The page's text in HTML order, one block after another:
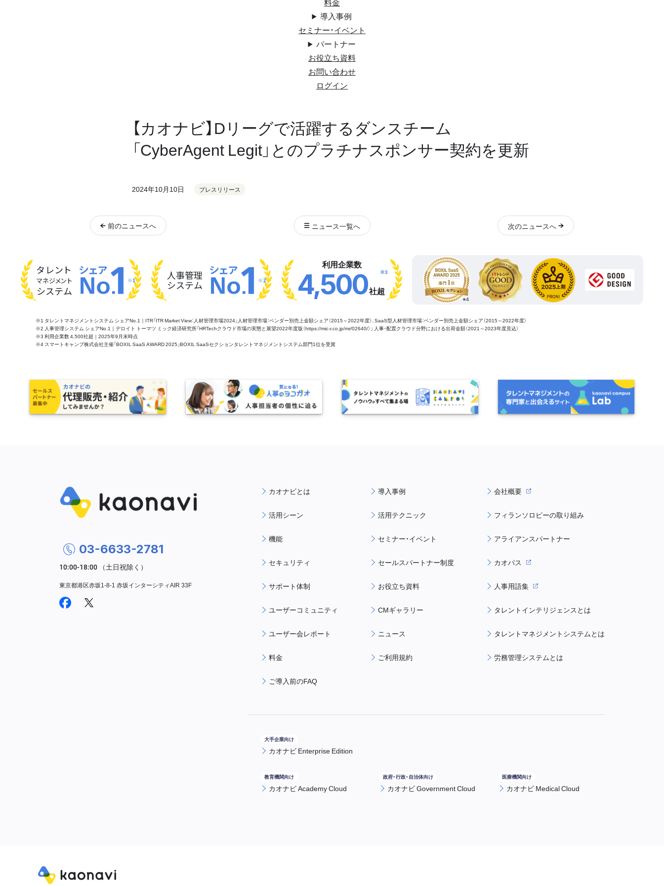
導入事例
セミナー・イベント
パートナー
お役立ち資料
お問い合わせ
ログイン
【カオナビ】Dリーグで活躍するダンスチーム
「CyberAgent Legit」とのプラチナスポンサー契約を更新
2024年10月10日 プレスリリース
前のニュースへ ニュース一覧へ 次のニュースへ
タレント
マネジメント
システム
※1 人事管理
システム ※2
利用企業数
4,500社超
※3
※1 タレントマネジメントシステム シェアNo.1｜ITR「ITR Market View：人材管理市場2024」人材管理市場：ベンダー別売上金額シェア（2015～2022年度）、SaaS型人材管理市場：ベンダー別売上金額シェア（2015～2022年度）
※2 人事管理システム シェアNo.1｜デロイト トーマツ ミック経済研究所「HRTechクラウド市場の実態と展望2022年度版（https://mic-r.co.jp/mr/02640/）」 人事・配置クラウド分野における出荷金額（2021～2023年度見込）
※3 利用企業数 4,500社超｜2025年9月末時点
※4 スマートキャンプ株式会社主催「BOXIL SaaS AWARD 2025」BOXIL SaaSセクションタレントマネジメントシステム部門1位を受賞
カオナビとは
活用シーン
機能
セキュリティ
サポート体制
ユーザーコミュニティ
ユーザー会レポート
料金
ご導入前のFAQ
導入事例
活用テクニック
セミナー・イベント
セールスパートナー制度
お役立ち資料
CMギャラリー
ニュース
ご利用規約
会社概要
フィランソロピーの取り組み
アライアンスパートナー
カオパス
人事用語集
タレントインテリジェンスとは
タレントマネジメントシステムとは
労務管理システムとは
カオナビ Enterprise Edition
カオナビ Academy Cloud カオナビ Government Cloud カオナビ Medical Cloud
03-6633-2781
東京都港区赤坂1-8-1 赤坂インターシティAIR 33F